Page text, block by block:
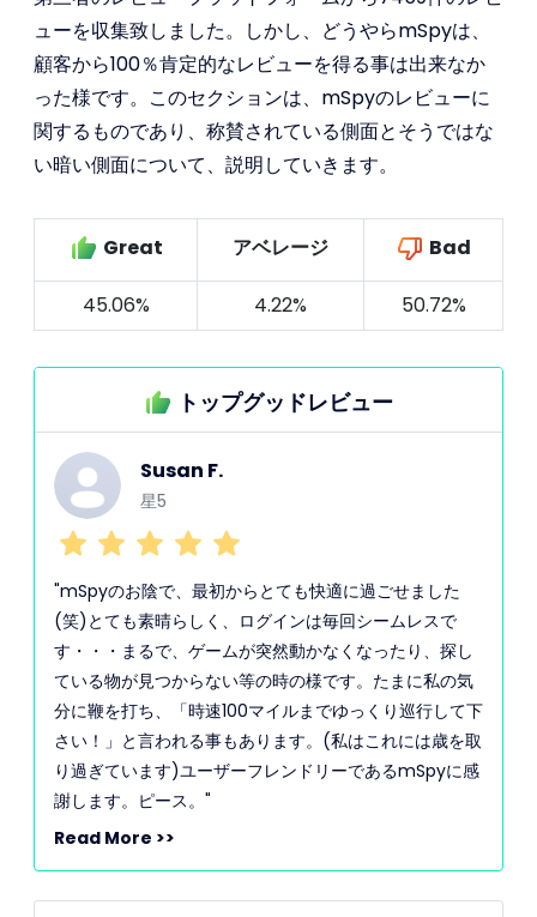
ューを収集致しました。しかし、どうやらmSpyは、
顧客から100％肯定的なレビューを得る事は出来なか
った様です。このセクションは、mSpyのレビューに
関するものであり、称賛されている側面とそうではな
い暗い側面について、説明していきます。
Great アベレージ Bad
45.06% 4.22% 50.72%
トップグッドレビュー
Susan F.
星5
"mSpyのお陰で、最初からとても快適に過ごせました
(笑)とても素晴らしく、ログインは毎回シームレスで
す・・・まるで、ゲームが突然動かなくなったり、探し
ている物が見つからない等の時の様です。たまに私の気
分に鞭を打ち、「時速100マイルまでゆっくり巡行して下
さい！」と言われる事もあります。(私はこれには歳を取
り過ぎています)ユーザーフレンドリーであるmSpyに感
謝します。ピース。"
Read More >>